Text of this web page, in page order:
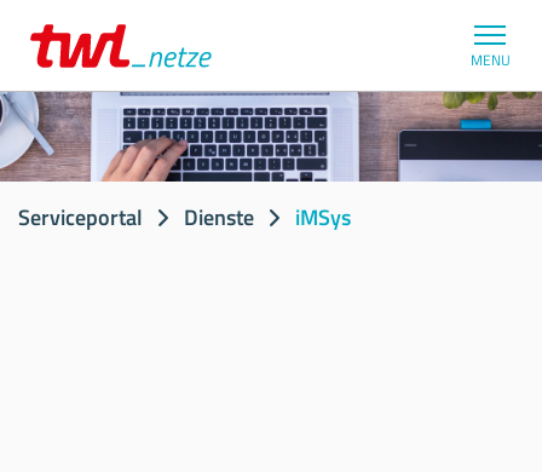
iMSys
MENU
Serviceportal Dienste iMSys